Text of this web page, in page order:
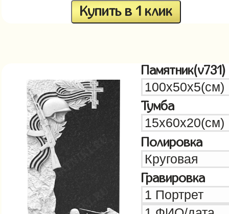
Купить в 1 клик
Памятник(v731)
Тумба
Полировка
Гравировка